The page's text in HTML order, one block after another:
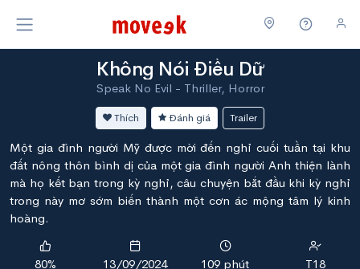
Không Nói Điều Dữ
Speak No Evil - Thriller, Horror
Thích Đánh giá Trailer
Một gia đình người Mỹ được mời đến nghỉ cuối tuần tại khu
đất nông thôn bình dị của một gia đình người Anh thiện lành
mà họ kết bạn trong kỳ nghỉ, câu chuyện bắt đầu khi kỳ nghỉ
trong này mơ sớm biến thành một cơn ác mộng tâm lý kinh
hoàng.
80% 13/09/2024 109 phút
T18